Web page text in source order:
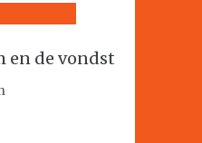
en de vondst